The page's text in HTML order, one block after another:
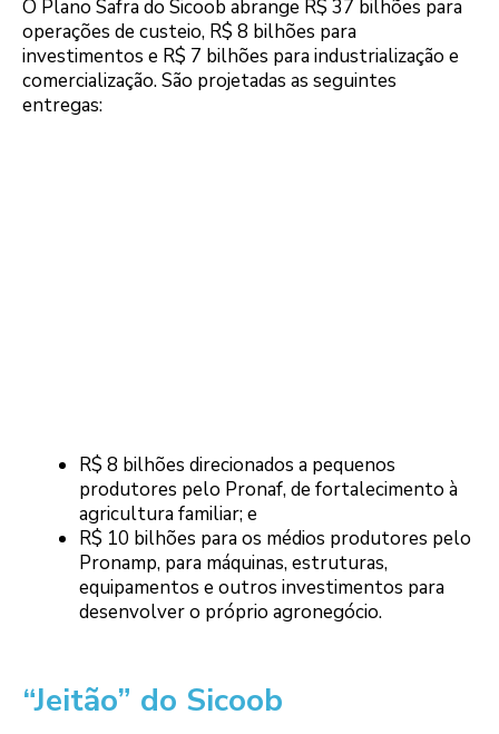
O Plano Safra do Sicoob abrange R$ 37 bilhões para
operações de custeio, R$ 8 bilhões para
investimentos e R$ 7 bilhões para industrialização e
comercialização. São projetadas as seguintes
entregas:
R$ 8 bilhões direcionados a pequenos
produtores pelo Pronaf, de fortalecimento à
agricultura familiar; e
R$ 10 bilhões para os médios produtores pelo
Pronamp, para máquinas, estruturas,
equipamentos e outros investimentos para
desenvolver o próprio agronegócio.
“Jeitão” do Sicoob